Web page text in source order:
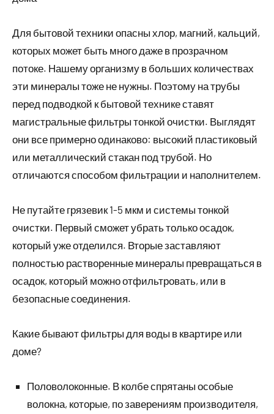
Для бытовой техники опасны хлор, магний, кальций,
которых может быть много даже в прозрачном
потоке. Нашему организму в больших количествах
эти минералы тоже не нужны. Поэтому на трубы
перед подводкой к бытовой технике ставят
магистральные фильтры тонкой очистки. Выглядят
они все примерно одинаково: высокий пластиковый
или металлический стакан под трубой. Но
отличаются способом фильтрации и наполнителем.
Не путайте грязевик 1-5 мкм и системы тонкой
очистки. Первый сможет убрать только осадок,
который уже отделился. Вторые заставляют
полностью растворенные минералы превращаться в
осадок, который можно отфильтровать, или в
безопасные соединения.
Какие бывают фильтры для воды в квартире или
доме?
Половолоконные. В колбе спрятаны особые
волокна, которые, по заверениям производителя,